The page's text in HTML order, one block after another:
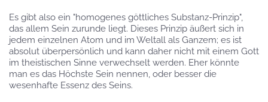
Es gibt also ein "homogenes göttliches Substanz-Prinzip",
das allem Sein zurunde liegt. Dieses Prinzip äußert sich in
jedem einzelnen Atom und im Weltall als Ganzem; es ist
absolut überpersönlich und kann daher nicht mit einem Gott
im theistischen Sinne verwechselt werden. Eher könnte
man es das Höchste Sein nennen, oder besser die
wesenhafte Essenz des Seins.